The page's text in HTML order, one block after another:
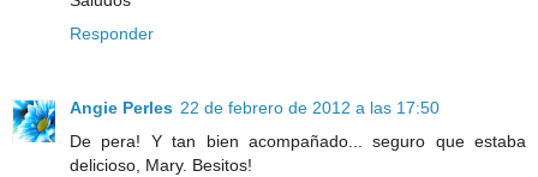
Responder
Angie Perles 22 de febrero de 2012 a las 17:50
De pera! Y tan bien acompañado... seguro que estaba
delicioso, Mary. Besitos!